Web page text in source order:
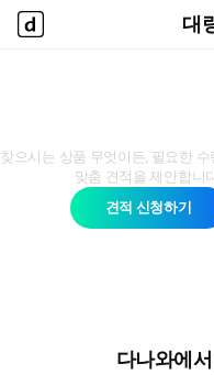
대량 구매 견적
다나와 홈
대
찾으시는 상품 무엇이든, 필요한 수
맞춤 견적을 제안합니
견적 신청하기
다나와에